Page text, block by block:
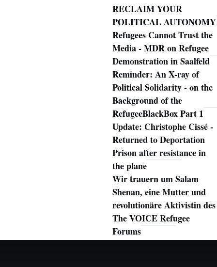
RECLAIM YOUR
POLITICAL AUTONOMY
Refugees Cannot Trust the
Media - MDR on Refugee
Demonstration in Saalfeld
Reminder: An X-ray of
Political Solidarity - on the
Background of the
RefugeeBlackBox Part 1
Update: Christophe Cissé -
Returned to Deportation
Prison after resistance in
the plane
Wir trauern um Salam
Shenan, eine Mutter und
revolutionäre Aktivistin des
The VOICE Refugee
Forums